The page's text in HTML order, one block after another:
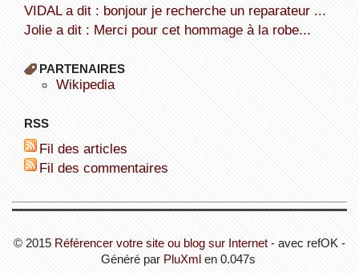
VIDAL a dit : bonjour je recherche un reparateur ...
Jolie a dit : Merci pour cet hommage à la robe...
PARTENAIRES
wikipedia
RSS
Fil des articles
Fil des commentaires
© 2015 Référencer votre site ou blog sur Internet - avec refOK -
Généré par PluXmlen 0.047s